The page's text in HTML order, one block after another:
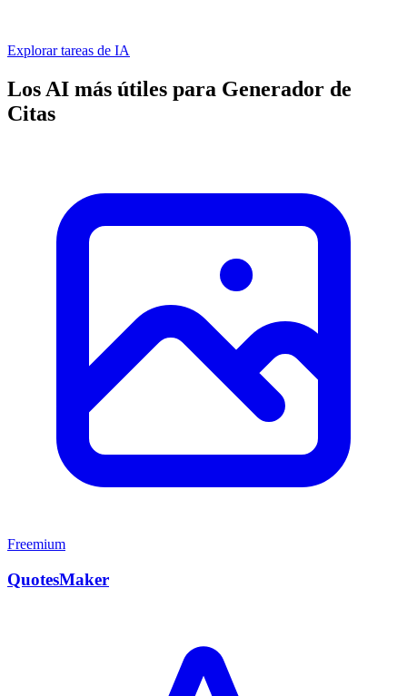
Explorar tareas de IA
Los AI más útiles para Generador de
Citas
Freemium
QuotesMaker